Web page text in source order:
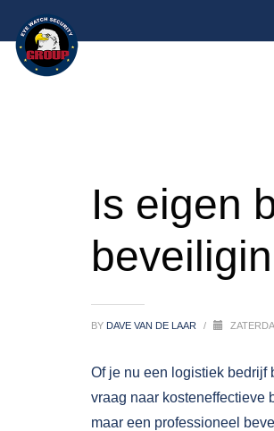
Is eigen
BY DAVE VAN DE LAAR /
Of je nu een logistiek bedrijf
vraag naar kosteneffectieve
maar een professioneel